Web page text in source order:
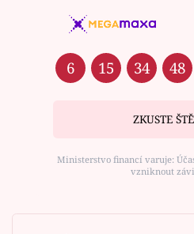
6 15 34 48
ZKUSTE
Ministerstvo financí varuje:
vzniknout